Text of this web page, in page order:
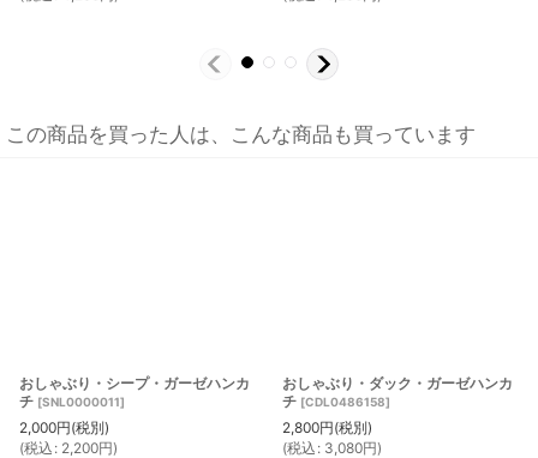
この商品を買った人は、こんな商品も買っています
おしゃぶり・シープ・ガーゼハンカ
チ [SNL0000011]
2,000円(税別)
(税込 : 2,200円)
おしゃぶり・ダック・ガーゼハンカ
チ [CDL0486158]
2,800円(税別)
(税込 : 3,080円)